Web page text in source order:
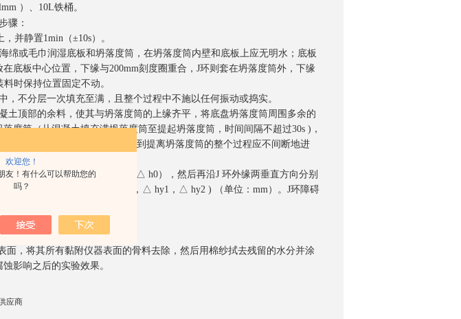
欢迎您！
友！有什么可以帮助您的
吗？
）、10L铁桶。
骤：
并静置1min（±10s）。
绵或毛巾润湿底板和坍落度筒，在坍落度筒内壁和底板上应无明水；底板
底板中心位置，下缘与200mm刻度圈重合，J环则套在坍落度筒外，下缘
时保持位置固定不动。
，不分层一次填充至满，且整个过程中不施以任何振动或捣实。
土顶部的余料，使其与坍落度筒的上缘齐平，将底盘坍落度筒周围多余的
度筒（从混凝土填充满坍落度筒至提起坍落度筒，时间间隔不超过30s )，
程应在5s内完成；从开始装料到提离坍落度筒的整个过程应不间断地进
合物顶面至J 环顶面的高度差（△ h0），然后再沿J 环外缘两垂直方向分别
顶面的高度差（△ hx1，△ hx2，△ hy1，△ hy2 ) （单位：mm）。J环障碍
堵塞的现象。
与保养：
面，将其所有黏附仪器表面的骨料去除，然后用棉纱拭去残留的水分并涂
影响之后的实验效果。
应商